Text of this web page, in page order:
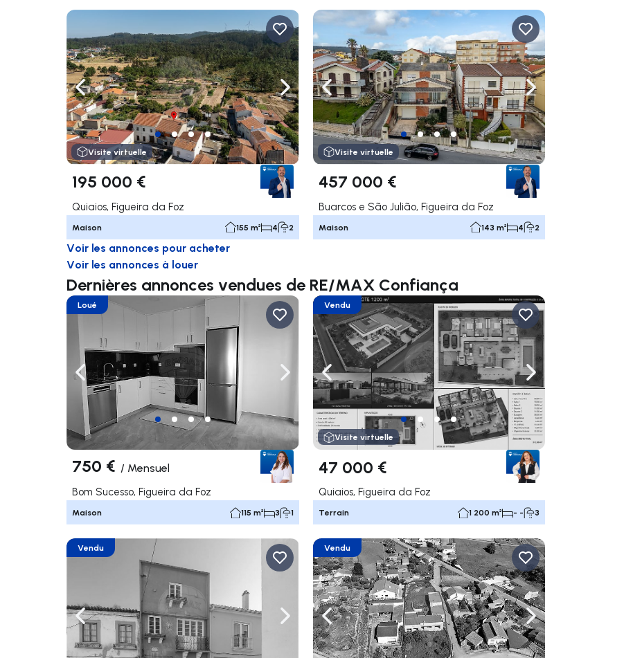
Naviguer vers la gauche Naviguer vers la droite
Visite virtuelle
195 000 €
Quiaios, Figueira da Foz
Maison 155 m² 4 2
Naviguer vers la gauche Naviguer vers la droite
Visite virtuelle
457 000 €
Buarcos e São Julião, Figueira da Foz
Maison 143 m² 4 2
Voir les annonces pour acheter
Voir les annonces à louer
Dernières annonces vendues de RE/MAX Confiança
Naviguer vers la gauche Naviguer vers la droite
Loué
750 € / Mensuel
Bom Sucesso, Figueira da Foz
Maison 115 m² 3 1
Naviguer vers la gauche Naviguer vers la droite
Vendu
Visite virtuelle
47 000 €
Quiaios, Figueira da Foz
Terrain 1 200 m² - - 3
Naviguer vers la gauche Naviguer vers la droite
Vendu
Naviguer vers la gauche Naviguer vers la droite
Vendu